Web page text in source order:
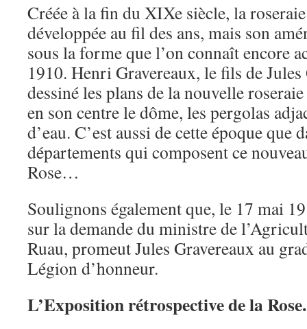
Créée à la fin du XIXe siècle, la roseraie
développée au fil des ans, mais son
sous la forme que l’on connaît encore
1910. Henri Gravereaux, le fils de
dessiné les plans de la nouvelle
en son centre le dôme, les pergolas
d’eau. C’est aussi de cette époque que
départements qui composent ce
Rose…
Soulignons également que, le 17 mai
sur la demande du ministre de
Ruau, promeut Jules Gravereaux au
Légion d’honneur.
L’Exposition rétrospective de la Rose.